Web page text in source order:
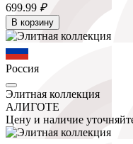
699.99 ₽
В корзину
Россия
Элитная коллекция
АЛИГОТЕ
Цену и наличие